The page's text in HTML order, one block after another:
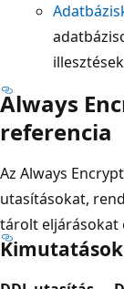
Always
referencia
Az Always
utasításokat,
tárolt eljárásokat
Kimutatások